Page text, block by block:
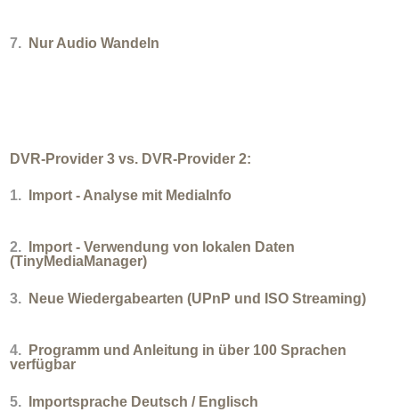
7. Nur Audio Wandeln
DVR-Provider 3 vs. DVR-Provider 2:
1. Import - Analyse mit MediaInfo
2.
Import - Verwendung von lokalen Daten
(TinyMediaManager)
3. Neue Wiedergabearten (UPnP und ISO Streaming)
4.
Programm und Anleitung in über 100 Sprachen
verfügbar
5. Importsprache Deutsch / Englisch